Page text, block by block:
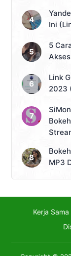
Ini
5
Link
2023
MP3
Kerja Sama